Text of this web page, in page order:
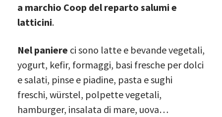
a marchio Coop del reparto salumi e
latticini.
Nel paniere ci sono latte e bevande vegetali,
yogurt, kefir, formaggi, basi fresche per dolci
e salati, pinse e piadine, pasta e sughi
freschi, würstel, polpette vegetali,
hamburger, insalata di mare, uova…